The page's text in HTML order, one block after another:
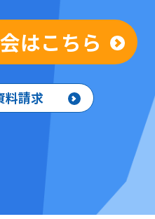
はこちら
料請求